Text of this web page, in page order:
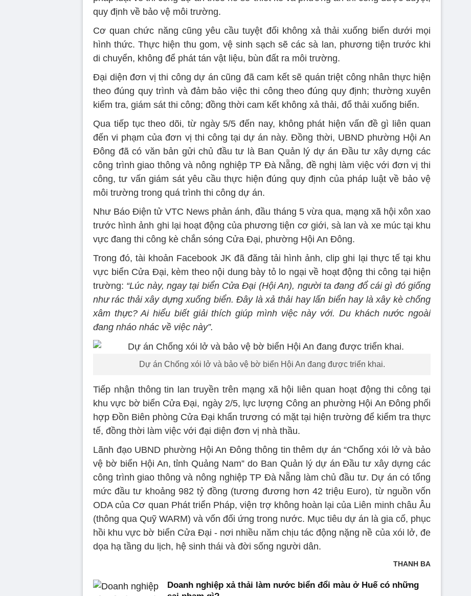
quy định về bảo vệ môi trường.
Cơ quan chức năng cũng yêu cầu tuyệt đối không xả thải xuống biển dưới mọi
hình thức. Thực hiện thu gom, vệ sinh sạch sẽ các sà lan, phương tiện trước khi
di chuyển, không để phát tán vật liệu, bùn đất ra môi trường.
Đại diện đơn vị thi công dự án cũng đã cam kết sẽ quán triệt công nhân thực hiện
theo đúng quy trình và đảm bảo việc thi công theo đúng quy định; thường xuyên
kiểm tra, giám sát thi công; đồng thời cam kết không xả thải, đổ thải xuống biển.
Qua tiếp tục theo dõi, từ ngày 5/5 đến nay, không phát hiện vấn đề gì liên quan
đến vi phạm của đơn vị thi công tại dự án này. Đồng thời, UBND phường Hội An
Đông đã có văn bản gửi chủ đầu tư là Ban Quản lý dự án Đầu tư xây dựng các
công trình giao thông và nông nghiệp TP Đà Nẵng, đề nghị làm việc với đơn vị thi
công, tư vấn giám sát yêu cầu thực hiện đúng quy định của pháp luật về bảo vệ
môi trường trong quá trình thi công dự án.
Như Báo Điện tử VTC News phản ánh, đầu tháng 5 vừa qua, mạng xã hội xôn xao
trước hình ảnh ghi lại hoạt động của phương tiện cơ giới, sà lan và xe múc tại khu
vực đang thi công kè chắn sóng Cửa Đại, phường Hội An Đông.
Trong đó, tài khoản Facebook JK đã đăng tải hình ảnh, clip ghi lại thực tế tại khu
vực biển Cửa Đại, kèm theo nội dung bày tỏ lo ngại về hoạt động thi công tại hiện
trường: “Lúc này, ngay tại biển Cửa Đại (Hội An), người ta đang đổ cái gì đó giống
như rác thải xây dựng xuống biển. Đây là xả thải hay lấn biển hay là xây kè chống
xâm thực? Ai hiểu biết giải thích giúp mình việc này với. Du khách nước ngoài
đang nháo nhác về việc này”.
Dự án Chống xói lở và bảo vệ bờ biển Hội An đang được triển khai.
Tiếp nhận thông tin lan truyền trên mạng xã hội liên quan hoạt động thi công tại
khu vực bờ biển Cửa Đại, ngày 2/5, lực lượng Công an phường Hội An Đông phối
hợp Đồn Biên phòng Cửa Đại khẩn trương có mặt tại hiện trường để kiểm tra thực
tế, đồng thời làm việc với đại diện đơn vị nhà thầu.
Lãnh đạo UBND phường Hội An Đông thông tin thêm dự án “Chống xói lở và bảo
vệ bờ biển Hội An, tỉnh Quảng Nam” do Ban Quản lý dự án Đầu tư xây dựng các
công trình giao thông và nông nghiệp TP Đà Nẵng làm chủ đầu tư. Dự án có tổng
mức đầu tư khoảng 982 tỷ đồng (tương đương hơn 42 triệu Euro), từ nguồn vốn
ODA của Cơ quan Phát triển Pháp, viện trợ không hoàn lại của Liên minh châu Âu
(thông qua Quỹ WARM) và vốn đối ứng trong nước. Mục tiêu dự án là gia cố, phục
hồi khu vực bờ biển Cửa Đại - nơi nhiều năm chịu tác động nặng nề của xói lở, đe
dọa hạ tầng du lịch, hệ sinh thái và đời sống người dân.
THANH BA
Doanh nghiệp xả thải làm nước biển đổi màu ở Huế có những